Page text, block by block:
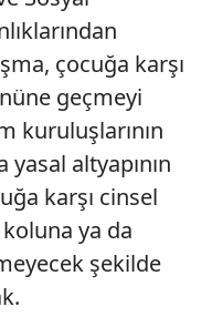
çocuğa karşı
geçmeyi
kuruluşlarının
altyapının
karşı cinsel
ya da
şekilde